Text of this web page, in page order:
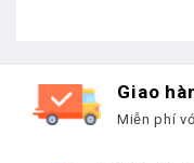
Giao
Miễn phí